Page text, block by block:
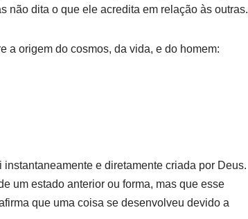
não dita o que ele acredita em relação às outras.
a origem do cosmos, da vida, e do homem:
e diretamente criada por Deus.
um estado anterior ou forma, mas que esse
que uma coisa se desenvolveu devido a